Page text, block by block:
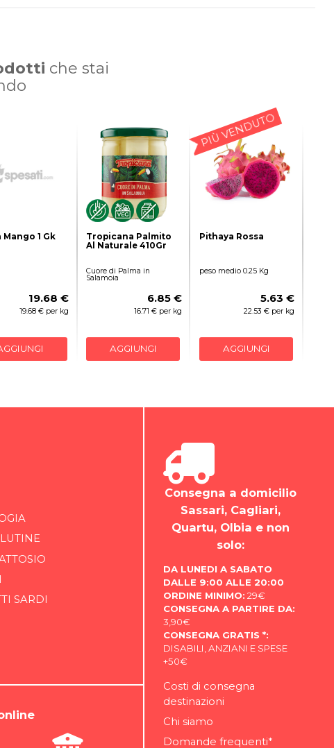
che stai
Mango 1 Gk
19.68 €
19.68 € per kg
Tropicana Palmito
Al Naturale 410Gr
Cuore di Palma in
Salamoia
6.85 €
16.71 € per kg
AGGIUNGI
PIÙ VENDUTO
Pithaya Rossa
peso medio 0.25 Kg
5.63 €
22.53 € per kg
AGGIUNGI
SARDI
Consegna a domicilio
Sassari, Cagliari,
Quartu, Olbia e non
solo:
DA LUNEDI A SABATO
DALLE 9:00 ALLE 20:00
ORDINE MINIMO: 29€
CONSEGNA A PARTIRE DA:
3,90€
CONSEGNA GRATIS *:
DISABILI, ANZIANI E SPESE
+50€
Costi di consegna
destinazioni
Chi siamo
Domande frequenti*